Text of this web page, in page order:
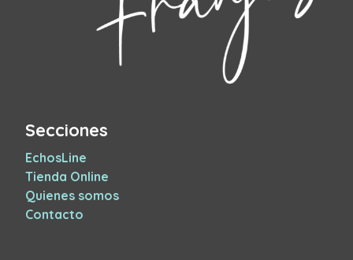
Secciones
EchosLine
Tienda Online
Quienes somos
Contacto